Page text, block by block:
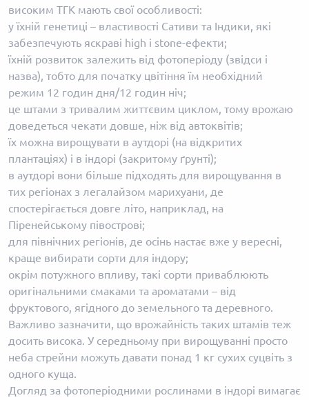
високим ТГК мають свої особливості:
у їхній генетиці – властивості Сативи та Індики, які
забезпечують яскраві high і stone-ефекти;
їхній розвиток залежить від фотоперіоду (звідси і
назва), тобто для початку цвітіння їм необхідний
режим 12 годин дня/12 годин ніч;
це штами з тривалим життєвим циклом, тому врожаю
доведеться чекати довше, ніж від автоквітів;
їх можна вирощувати в аутдорі (на відкритих
плантаціях) і в індорі (закритому ґрунті);
в аутдорі вони більше підходять для вирощування в
тих регіонах з легалайзом марихуани, де
спостерігається довге літо, наприклад, на
Піренейському півострові;
для північних регіонів, де осінь настає вже у вересні,
краще вибирати сорти для індору;
окрім потужного впливу, такі сорти приваблюють
оригінальними смаками та ароматами – від
фруктового, ягідного до земельного та деревного.
Важливо зазначити, що врожайність таких штамів теж
досить висока. У середньому при вирощуванні просто
неба стрейни можуть давати понад 1 кг сухих суцвіть з
одного куща.
Догляд за фотоперіодними рослинами в індорі вимагає